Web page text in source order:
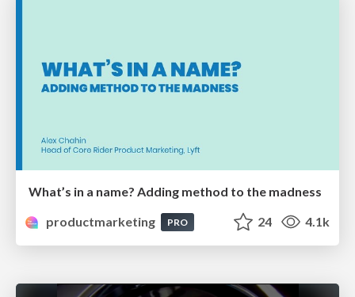
What’s in a name? Adding method to the madness
productmarketing
PRO 24 4.1k